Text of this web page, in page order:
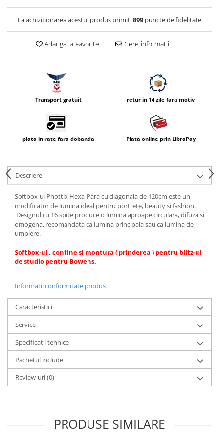
Comander TTL
Cabluri TTL
Cabluri si Patine Sincron
Protectie patina apa, ploaie
Bounce-uri, Softbox-uri
Bracket-uri si suporti
Huse protectie blitz extern
Accesorii Aparate Digitale
Carduri memorie, Cititoare
Carduri memorie
Cititoare carduri
Huse protectie card memorie
Grip-uri
Telecomenzi
LCD protectie
Recordere audio digitale
Acumulatori si baterii
Acumulatori Foto
Acumulatori AA/AAA (R6/R3)) si
incarcatoare
Baterii
Incarcatoare acumulatori Foto-
Video
Huse protectie acumulatori foto
La achizitionarea acestui produs primiti899 puncte de fidelitate
Adauga la Favorite Cere informatii
Transport gratuit retur in 14 zile fara motiv
plata in rate fara dobanda Plata online prin LibraPay
Descriere
Softbox-ul Phottix Hexa-Para cu diagonala de 120cm este un
modificator de lumina ideal pentru portrete, beauty si fashion.
Designul cu 16 spite produce o lumina aproape circulara, difuza si
omogena, recomandata ca lumina principala sau ca lumina de
umplere.
Softbox-ul , contine si montura ( prinderea ) pentru blitz-ul
de studio pentru Bowens.
Informatii conformitate produs
Caracteristici
Service
Specificatii tehnice
Pachetul include
Review-uri(0)
PRODUSE SIMILARE